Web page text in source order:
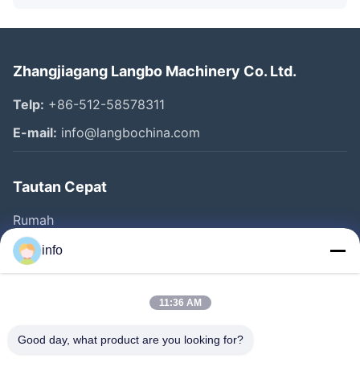
Zhangjiagang Langbo Machinery Co. Ltd.
Telp: +86-512-58578311
E-mail: info@langbochina.com
Tautan Cepat
Rumah
Produk
Video
Wisata Pabrik
info
11:36 AM
Good day, what product are you looking for?